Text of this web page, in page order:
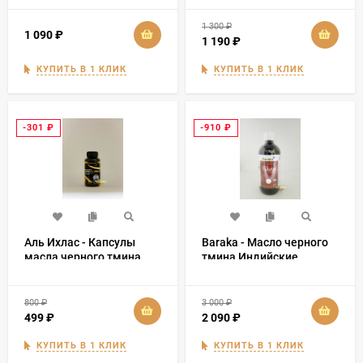
1 090₽
КУПИТЬ В 1 КЛИК
1 300₽
1 190₽
КУПИТЬ В 1 КЛИК
-301 ₽
Аль Ихлас - Капсулы
масла черного тмина
800₽
499₽
КУПИТЬ В 1 КЛИК
-910 ₽
Baraka - Масло черного
тмина Индийские
3 000₽
2 090₽
КУПИТЬ В 1 КЛИК